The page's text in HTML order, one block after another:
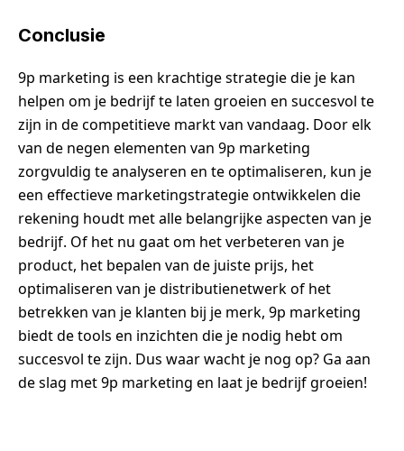
Conclusie
9p marketing is een krachtige strategie die je kan
helpen om je bedrijf te laten groeien en succesvol te
zijn in de competitieve markt van vandaag. Door elk
van de negen elementen van 9p marketing
zorgvuldig te analyseren en te optimaliseren, kun je
een effectieve marketingstrategie ontwikkelen die
rekening houdt met alle belangrijke aspecten van je
bedrijf. Of het nu gaat om het verbeteren van je
product, het bepalen van de juiste prijs, het
optimaliseren van je distributienetwerk of het
betrekken van je klanten bij je merk, 9p marketing
biedt de tools en inzichten die je nodig hebt om
succesvol te zijn. Dus waar wacht je nog op? Ga aan
de slag met 9p marketing en laat je bedrijf groeien!